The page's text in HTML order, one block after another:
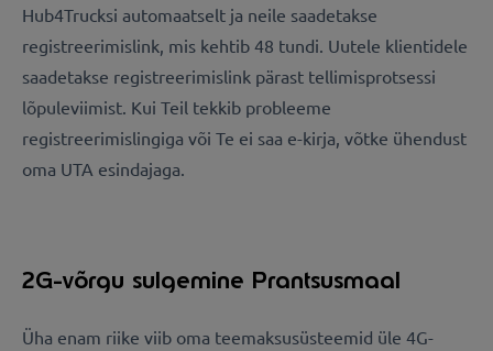
Hub4Trucksi automaatselt ja neile saadetakse
registreerimislink, mis kehtib 48 tundi. Uutele klientidele
saadetakse registreerimislink pärast tellimisprotsessi
lõpuleviimist. Kui Teil tekkib probleeme
registreerimislingiga või Te ei saa e-kirja, võtke ühendust
oma UTA esindajaga.
2G-võrgu sulgemine Prantsusmaal
Üha enam riike viib oma teemaksusüsteemid üle 4G-